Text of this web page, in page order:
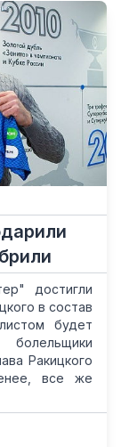
достигли
в состав
будет
Ракицкого
все же